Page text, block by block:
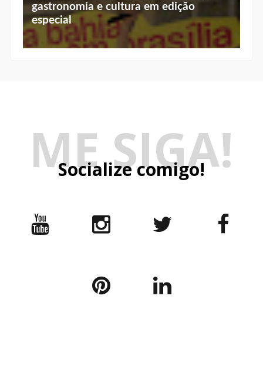
gastronomia e cultura em edição
especial
ME SIGA!
Socialize comigo!